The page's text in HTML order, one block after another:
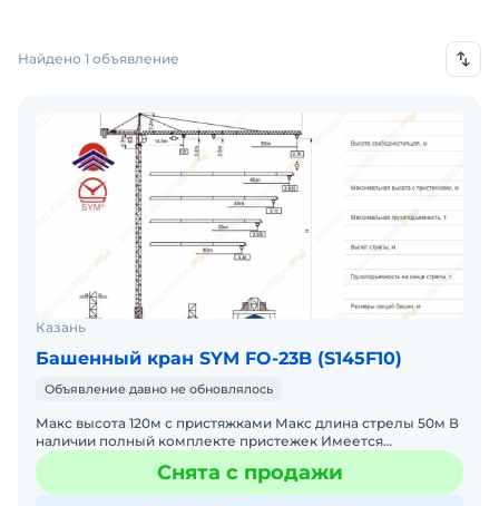
Найдено 1 объявление
Казань
Башенный кран SYM FO-23B (S145F10)
Объявление давно не обновлялось
Макс высота 120м с пристяжками Макс длина стрелы 50м В
наличии полный комплекте пристежек Имеется
электростанция SDMO 380квт ДВ VOLVO PENTA 1 шт И 2 шт
AKSA на
Снята с продажи